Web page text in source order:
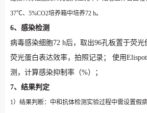
37℃、5%CO2培养箱中培养72 h。
6、感染检测
病毒感染细胞72 h后，取出96孔板置于荧
荧光蛋白表达效率，拍照记录； 使用
测，计算感染抑制率（%）；
7、结果判定
1）结果判断：中和抗体检测实验过程中需设置假